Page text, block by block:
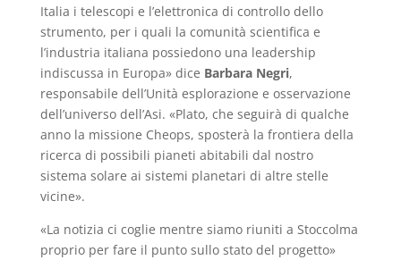
Italia i telescopi e l’elettronica di controllo dello
strumento, per i quali la comunità scientifica e
l’industria italiana possiedono una leadership
indiscussa in Europa» dice Barbara Negri,
responsabile dell’Unità esplorazione e osservazione
dell’universo dell’Asi. «Plato, che seguirà di qualche
anno la missione Cheops, sposterà la frontiera della
ricerca di possibili pianeti abitabili dal nostro
sistema solare ai sistemi planetari di altre stelle
vicine».
«La notizia ci coglie mentre siamo riuniti a Stoccolma
proprio per fare il punto sullo stato del progetto»